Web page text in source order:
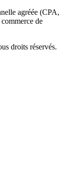
agréée (CPA,
de
droits réservés.